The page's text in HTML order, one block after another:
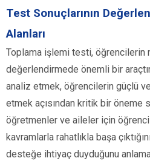
Test Sonuçlarının
Alanları
Toplama işlemi testi,
değerlendirmede önemli bir
analiz etmek, öğrencilerin güçlü
etmek açısından kritik bir öneme
öğretmenler ve aileler için
kavramlarla rahatlıkla başa
desteğe ihtiyaç duyduğunu